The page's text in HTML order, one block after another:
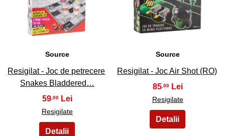
21
Source
Resigilat - Joc de petrecere
Snakes Bladdered…
59,00
Resigilate
22
Source
Resigilat - Joc Air Shot (RO)
85,00
Resigilate